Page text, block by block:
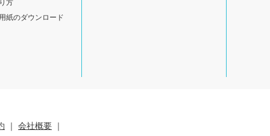
方
紙のダウンロード
｜ 会社概要 ｜